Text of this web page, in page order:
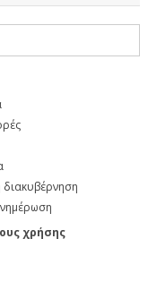
διακυβέρνηση
χρήσης